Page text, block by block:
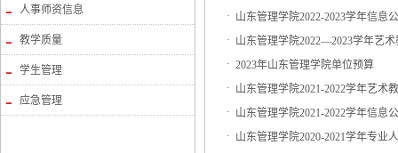
人事师资信息
教学质量
学生管理
应急管理
· 山东管理学院2022-2023学年信息
· 山东管理学院2022—2023学年艺
· 2023年山东管理学院单位预算
· 山东管理学院2021-2022学年艺术
· 山东管理学院2021-2022学年信息
· 山东管理学院2020-2021学年专业